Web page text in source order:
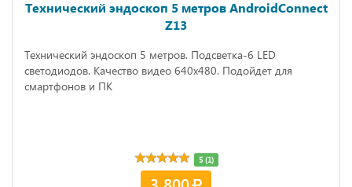
Технический эндоскоп 5 метров AndroidConnect
Z13
Технический эндоскоп 5 метров. Подсветка-6 LED
светодиодов. Качество видео 640х480. Подойдет для
смартфонов и ПК
5 (1)